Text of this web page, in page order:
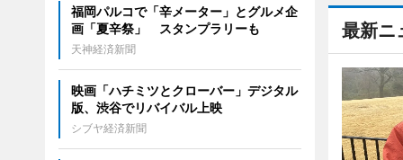
最新ニ
福岡パルコで「辛メーター」とグルメ企
画「夏辛祭」 スタンプラリーも
天神経済新聞
映画「ハチミツとクローバー」デジタル
版、渋谷でリバイバル上映
シブヤ経済新聞